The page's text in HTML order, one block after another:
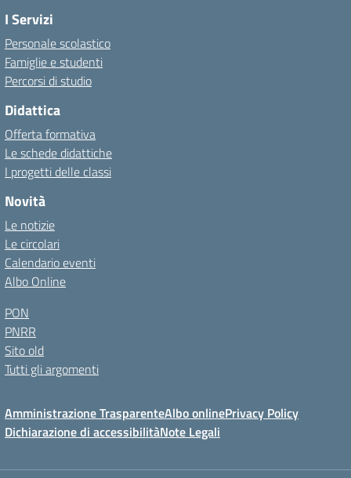
I Servizi
Personale scolastico
Famiglie e studenti
Percorsi di studio
Didattica
Offerta formativa
Le schede didattiche
I progetti delle classi
Novità
Le notizie
Le circolari
Calendario eventi
Albo Online
PON
PNRR
Sito old
Tutti gli argomenti
Amministrazione TrasparenteAlbo onlinePrivacy Policy
Dichiarazione di accessibilitàNote Legali